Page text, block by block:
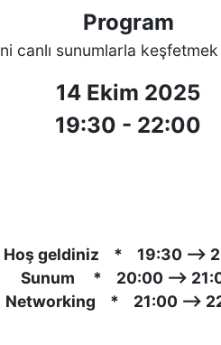
Program
canlı sunumlarla keşfetmek
14 Ekim 2025
19:30 - 22:00
Hoş geldiniz * 19:30 ⟶
Sunum
* 20:00 ⟶
Networking * 21:00 ⟶